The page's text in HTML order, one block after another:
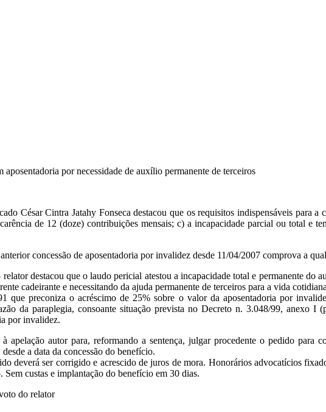
por necessidade de auxílio permanente de terceiros
César Cintra Jatahy Fonseca destacou que os requisitos indispensáveis para
de 12 (doze) contribuições mensais; c) a incapacidade parcial ou total e
concessão de aposentadoria por invalidez desde 11/04/2007 comprova a
destacou que o laudo pericial atestou a incapacidade total e permanente do
cadeirante e necessitando da ajuda permanente de terceiros para a vida
preconiza o acréscimo de 25% sobre o valor da aposentadoria por
da paraplegia, consoante situação prevista no Decreto n. 3.048/99, anexo I
por invalidez.
apelação autor para, reformando a sentença, julgar procedente o pedido para
a data da concessão do benefício.
deverá ser corrigido e acrescido de juros de mora. Honorários advocatícios
custas e implantação do benefício em 30 dias.
do relator